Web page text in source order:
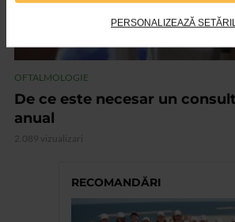
PERSONALIZEAZĂ
OFTALMOLOGIE
De ce este necesar un
anual
2.089 vizualizari
RECOMANDĂRI